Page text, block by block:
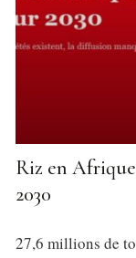
Riz en Afrique
2030
27,6 millions de